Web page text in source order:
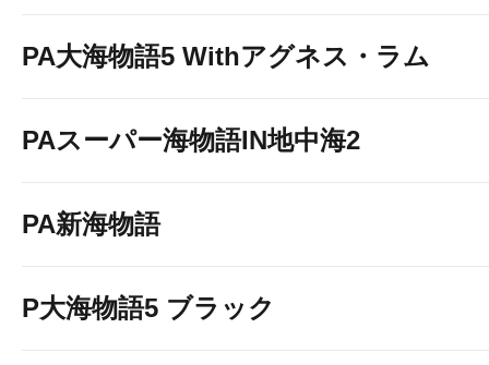
PA大海物語5 Withアグネス・ラム
PAスーパー海物語IN地中海2
PA新海物語
P大海物語5 ブラック